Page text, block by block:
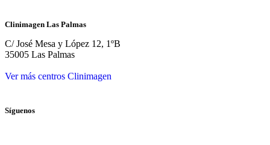
Clinimagen Las Palmas
C/ José Mesa y López 12, 1ºB
35005 Las Palmas
Ver más centros Clinimagen
Síguenos